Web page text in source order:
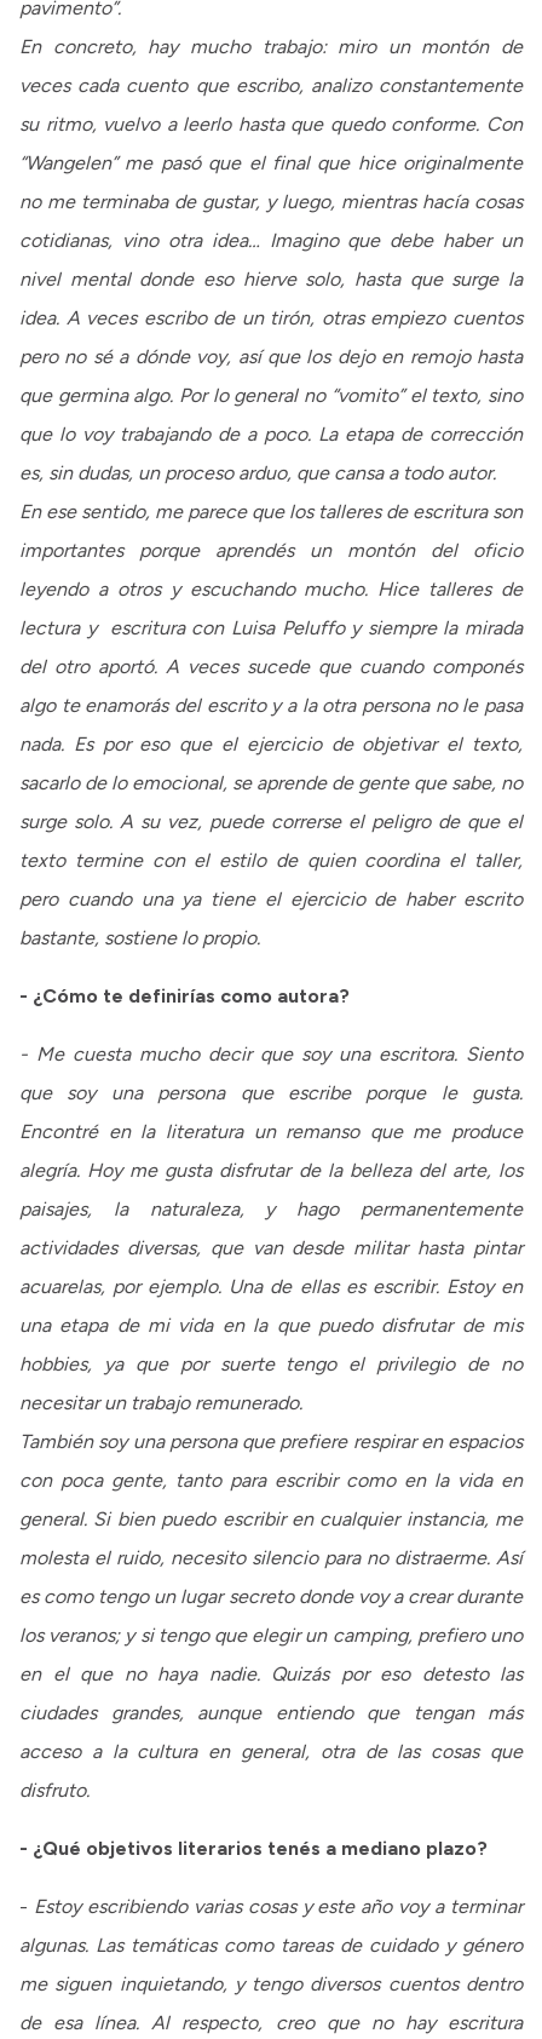
pavimento”.
En concreto, hay mucho trabajo: miro un montón de
veces cada cuento que escribo, analizo constantemente
su ritmo, vuelvo a leerlo hasta que quedo conforme. Con
“Wangelen” me pasó que el final que hice originalmente
no me terminaba de gustar, y luego, mientras hacía cosas
cotidianas, vino otra idea… Imagino que debe haber un
nivel mental donde eso hierve solo, hasta que surge la
idea. A veces escribo de un tirón, otras empiezo cuentos
pero no sé a dónde voy, así que los dejo en remojo hasta
que germina algo. Por lo general no “vomito” el texto, sino
que lo voy trabajando de a poco. La etapa de corrección
es, sin dudas, un proceso arduo, que cansa a todo autor.
En ese sentido, me parece que los talleres de escritura son
importantes porque aprendés un montón del oficio
leyendo a otros y escuchando mucho. Hice talleres de
lectura y escritura con Luisa Peluffo y siempre la mirada
del otro aportó. A veces sucede que cuando componés
algo te enamorás del escrito y a la otra persona no le pasa
nada. Es por eso que el ejercicio de objetivar el texto,
sacarlo de lo emocional, se aprende de gente que sabe, no
surge solo. A su vez, puede correrse el peligro de que el
texto termine con el estilo de quien coordina el taller,
pero cuando una ya tiene el ejercicio de haber escrito
bastante, sostiene lo propio.
- ¿Cómo te definirías como autora?
- Me cuesta mucho decir que soy una escritora. Siento
que soy una persona que escribe porque le gusta.
Encontré en la literatura un remanso que me produce
alegría. Hoy me gusta disfrutar de la belleza del arte, los
paisajes, la naturaleza, y hago permanentemente
actividades diversas, que van desde militar hasta pintar
acuarelas, por ejemplo. Una de ellas es escribir. Estoy en
una etapa de mi vida en la que puedo disfrutar de mis
hobbies, ya que por suerte tengo el privilegio de no
necesitar un trabajo remunerado.
También soy una persona que prefiere respirar en espacios
con poca gente, tanto para escribir como en la vida en
general. Si bien puedo escribir en cualquier instancia, me
molesta el ruido, necesito silencio para no distraerme. Así
es como tengo un lugar secreto donde voy a crear durante
los veranos; y si tengo que elegir un camping, prefiero uno
en el que no haya nadie. Quizás por eso detesto las
ciudades grandes, aunque entiendo que tengan más
acceso a la cultura en general, otra de las cosas que
disfruto.
- ¿Qué objetivos literarios tenés a mediano plazo?
- Estoy escribiendo varias cosas y este año voy a terminar
algunas. Las temáticas como tareas de cuidado y género
me siguen inquietando, y tengo diversos cuentos dentro
de esa línea. Al respecto, creo que no hay escritura